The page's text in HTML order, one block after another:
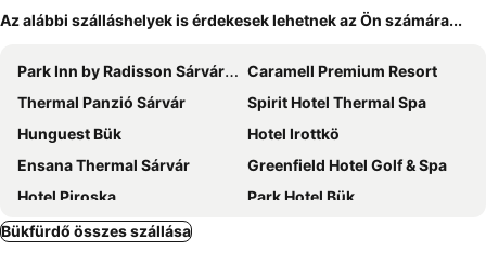
Az alábbi szálláshelyek is érdekesek lehetnek az Ön számára...
Park Inn by Radisson Sárvár Resort & Spa
Caramell Premium Resort
Thermal Panzió Sárvár
Spirit Hotel Thermal Spa
Hunguest Bük
Hotel Irottkö
Ensana Thermal Sárvár
Greenfield Hotel Golf & Spa
Hotel Piroska
Park Hotel Bük
Hotel Viktória
Bükfürdő összes szállása